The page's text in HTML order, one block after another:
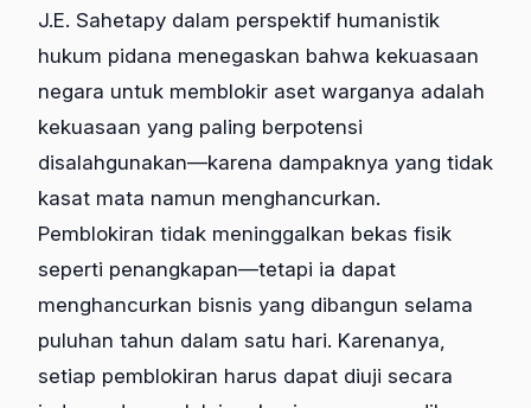
J.E. Sahetapy dalam perspektif humanistik
hukum pidana menegaskan bahwa kekuasaan
negara untuk memblokir aset warganya adalah
kekuasaan yang paling berpotensi
disalahgunakan—karena dampaknya yang tidak
kasat mata namun menghancurkan.
Pemblokiran tidak meninggalkan bekas fisik
seperti penangkapan—tetapi ia dapat
menghancurkan bisnis yang dibangun selama
puluhan tahun dalam satu hari. Karenanya,
setiap pemblokiran harus dapat diuji secara